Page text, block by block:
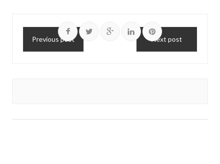
Previous post Next post